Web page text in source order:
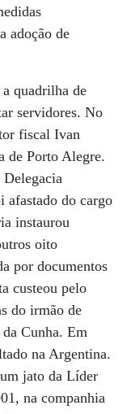
adoção de
quadrilha de
servidores. No
fiscal Ivan
de Porto Alegre.
Delegacia
afastado do cargo
instaurou
oito
por documentos
custeou pelo
do irmão de
Cunha. Em
na Argentina.
jato da Líder
na companhia